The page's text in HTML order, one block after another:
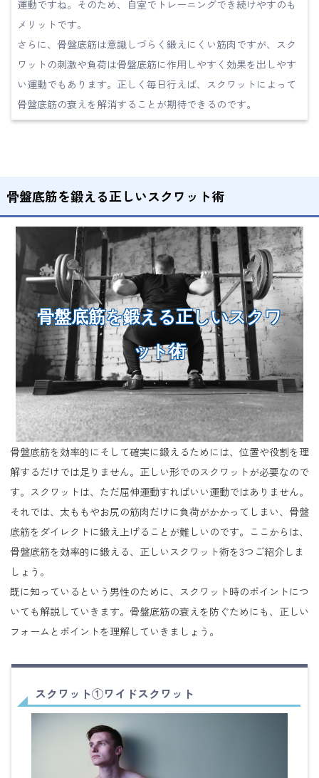
運動ですね。そのため、自室でトレーニングでき続けやすのも
メリットです。
さらに、骨盤底筋は意識しづらく鍛えにくい筋肉ですが、スク
ワットの刺激や負荷は骨盤底筋に作用しやすく効果を出しやす
い運動でもあります。正しく毎日行えば、スクワットによって
骨盤底筋の衰えを解消することが期待できるのです。
骨盤底筋を鍛える正しいスクワット術
骨盤底筋を鍛える正しいスクワ
ット術
骨盤底筋を効率的にそして確実に鍛えるためには、位置や役割を理
解するだけでは足りません。正しい形でのスクワットが必要なので
す。スクワットは、ただ屈伸運動すればいい運動ではありません。
それでは、太ももやお尻の筋肉だけに負荷がかかってしまい、骨盤
底筋をダイレクトに鍛え上げることが難しいのです。ここからは、
骨盤底筋を効率的に鍛える、正しいスクワット術を3つご紹介しま
しょう。
既に知っているという男性のために、スクワット時のポイントにつ
いても解説していきます。骨盤底筋の衰えを防ぐためにも、正しい
フォームとポイントを理解していきましょう。
スクワット①ワイドスクワット